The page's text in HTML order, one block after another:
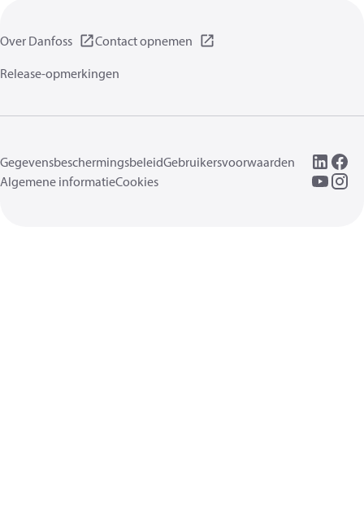
Over Danfoss
Contact opnemen
Release-opmerkingen
GegevensbeschermingsbeleidGebruikersvoorwaarden
Algemene informatieCookies